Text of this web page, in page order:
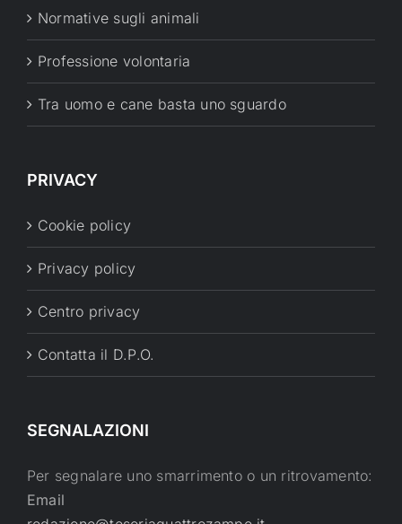
Normative sugli animali
Professione volontaria
Tra uomo e cane basta uno sguardo
PRIVACY
Cookie policy
Privacy policy
Centro privacy
Contatta il D.P.O.
SEGNALAZIONI
Per segnalare uno smarrimento o un ritrovamento:
Email